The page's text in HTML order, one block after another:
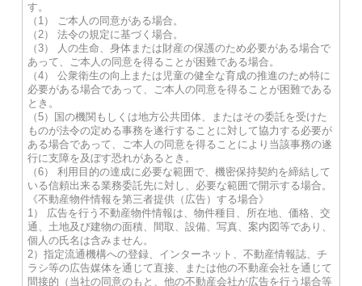
す。
（1） ご本人の同意がある場合。
（2） 法令の規定に基づく場合。
（3） 人の生命、身体または財産の保護のため必要がある場合で
あって、ご本人の同意を得ることが困難である場合。
（4） 公衆衛生の向上または児童の健全な育成の推進のため特に
必要がある場合であって、ご本人の同意を得ることが困難である
とき。
（5）国の機関もしくは地方公共団体、またはその委託を受けた
ものが法令の定める事務を遂行することに対して協力する必要が
ある場合であって、ご本人の同意を得ることにより当該事務の遂
行に支障を及ぼす恐れがあるとき。
（6） 利用目的の達成に必要な範囲で、機密保持契約を締結して
いる信頼出来る業務委託先に対し、必要な範囲で開示する場合。
《不動産物件情報を第三者提供（広告）する場合》
1） 広告を行う不動産物件情報は、物件種目、所在地、価格、交
通、土地及び建物の面積、間取、設備、写真、案内図等であり、
個人の氏名は含みません。
2）指定流通機構への登録、インターネット、不動産情報誌、チ
ラシ等の広告媒体を通じて直接、または他の不動産会社を通じて
間接的（当社の同意のもと、他の不動産会社が広告を行う場合等